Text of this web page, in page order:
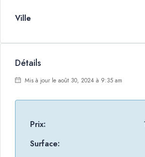
Ville
Détails
Mis à jour le août 30, 2024 à 9:35 am
Prix:
Surface: